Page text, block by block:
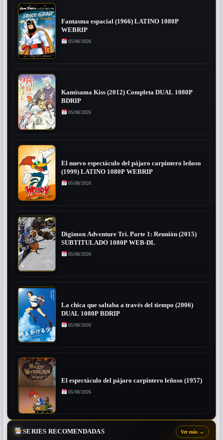
Fantasma espacial (1966) LATINO 1080P
WEBRIP
05/08/2026
Kamisama Kiss (2012) Completa DUAL 1080P
BDRIP
05/08/2026
El nuevo espectáculo del pájaro carpintero leñoso
(1999) LATINO 1080P WEBRIP
05/08/2026
Digimon Adventure Tri. Parte 1: Reunión (2015)
SUBTITULADO 1080P WEB-DL
05/08/2026
La chica que saltaba a través del tiempo (2006)
DUAL 1080P BDRIP
05/08/2026
El espectáculo del pájaro carpintero leñoso (1957)
05/08/2026
SERIES RECOMENDADAS Ver más →